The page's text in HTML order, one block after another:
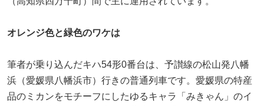
オレンジ色と緑色のワケは
筆者が乗り込んだキハ54形0番台は、予讃線の松山発八幡
浜（愛媛県八幡浜市）行きの普通列車です。愛媛県の特産
品のミカンをモチーフにしたゆるキャラ「みきゃん」のイ